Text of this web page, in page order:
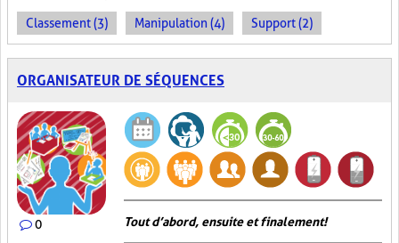
Classement (3) Manipulation (4) Support (2)
ORGANISATEUR DE SÉQUENCES
0 Tout d’abord, ensuite et finalement!